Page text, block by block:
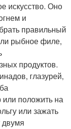
искусство. Оно
и
правильный
рыбное филе,
продуктов.
глазурей,
или положить на
или зажать
двумя